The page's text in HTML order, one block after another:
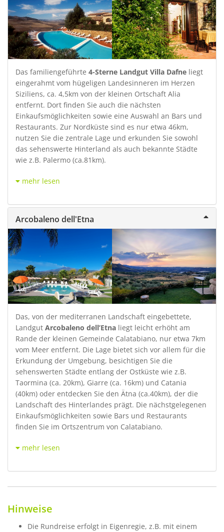
Das familiengeführte 4-Sterne Landgut Villa Dafne liegt
eingerahmt vom hügeligen Landesinneren im Herzen
Siziliens, ca. 4,5km von der kleinen Ortschaft Alia
entfernt. Dort finden Sie auch die nächsten
Einkaufsmöglichkeiten sowie eine Auswahl an Bars und
Restaurants. Zur Nordküste sind es nur etwa 46km,
nutzen Sie die zentrale Lage und erkunden Sie sowohl
das sehenswerte Hinterland als auch bekannte Städte
wie z.B. Palermo (ca.81km).
mehr lesen
Arcobaleno dell'Etna
Das, von der mediterranen Landschaft eingebettete,
Landgut Arcobaleno dell’Etna liegt leicht erhöht am
Rande der kleinen Gemeinde Calatabiano, nur etwa 7km
vom Meer entfernt. Die Lage bietet sich vor allem für die
Erkundung der Umgebung, besichtigen Sie die
sehenswerten Städte entlang der Ostküste wie z.B.
Taormina (ca. 20km), Giarre (ca. 16km) und Catania
(40km) oder entdecken Sie den Ätna (ca.40km), der die
Landschaft des Hinterlandes prägt. Die nächstgelegenen
Einkaufsmöglichkeiten sowie Bars und Restaurants
finden Sie im Ortszentrum von Calatabiano.
mehr lesen
Hinweise
Die Rundreise erfolgt in Eigenregie, z.B. mit einem